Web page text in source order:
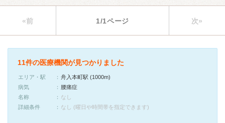
«前 1/1ページ 次»
11件の医療機関が見つかりました
エリア・駅
舟入本町駅 (1000m)
病気
腰痛症
名称
なし
詳細条件
なし (曜日や時間帯を指定できます)